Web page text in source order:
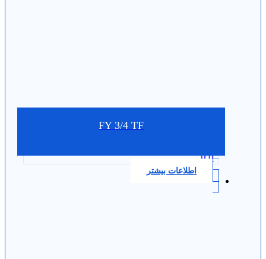
FY 3/4 TF
0.0
اطلاعات بیشتر